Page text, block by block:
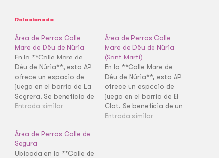
Relacionado
Área de Perros Calle
Mare de Déu de Núria
En la **Calle Mare de
Déu de Núria**, esta AP
ofrece un espacio de
juego en el barrio de La
Sagrera. Se beneficia de
un entorno residencial
Entrada similar
Área de Perros Calle
Mare de Déu de Núria
(Sant Martí)
En la **Calle Mare de
Déu de Núria**, esta AP
ofrece un espacio de
juego en el barrio de El
Clot. Se beneficia de un
entorno residencial
Entrada similar
Área de Perros Calle de
Segura
Ubicada en la **Calle de